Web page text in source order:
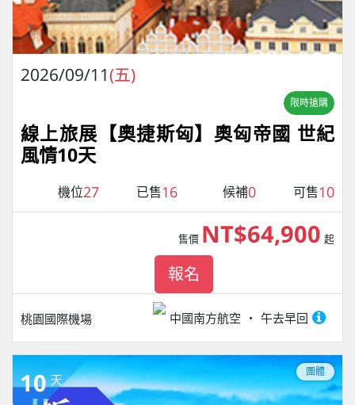
2026/09/11(五)
限時搶購
線上旅展【奧捷斯匈】奧匈帝國 世紀
風情10天
機位27 已售16 候補0 可售10
桃園國際機場 中國南方航空 午去早回
售價 NT$64,900 起
報名
10 天
團體